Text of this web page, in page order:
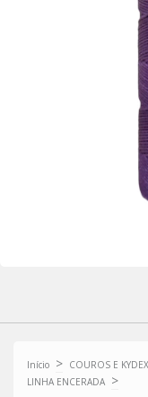
Início > COUROS E KYDEX
LINHA ENCERADA >